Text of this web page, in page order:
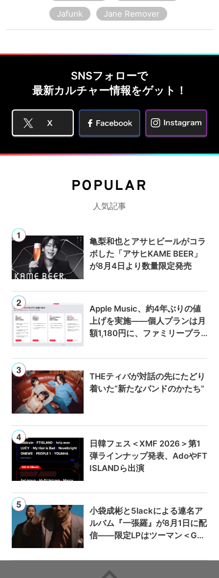
Jafunk
Jane Remover
SNSフォローで
最新カルチャー情報をゲット！
POPULAR
人気記事
亀梨和也とアサヒビールがコラ
ボした「アサヒKAME BEER」
が8月4日より数量限定発売
Apple Music、約4年ぶりの値
上げを実施——個人プランは月
額1,180円に、ファミリープラ
THEティバが対話の先にたどり
着いた“新たなバンドのかたち”
日韓フェス＜XMF 2026＞第1
弾ラインナップ発表、AdoやFT
ISLANDら出演
小袋成彬と5lackによる連名ア
ルバム『一張羅』が8月1日に配
信——限定LPはツーマン＜Gai